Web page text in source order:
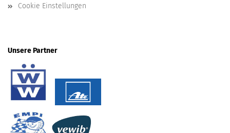
Cookie Einstellungen
Unsere Partner